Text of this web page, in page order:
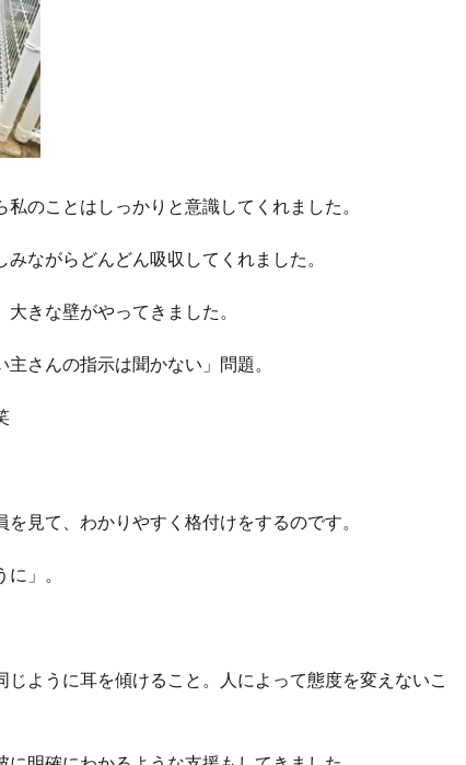
のことはしっかりと意識してくれました。
ながらどんどん吸収してくれました。
きな壁がやってきました。
さんの指示は聞かない」問題。
見て、わかりやすく格付けをするのです。
」。
ように耳を傾けること。人によって態度を変えないこ